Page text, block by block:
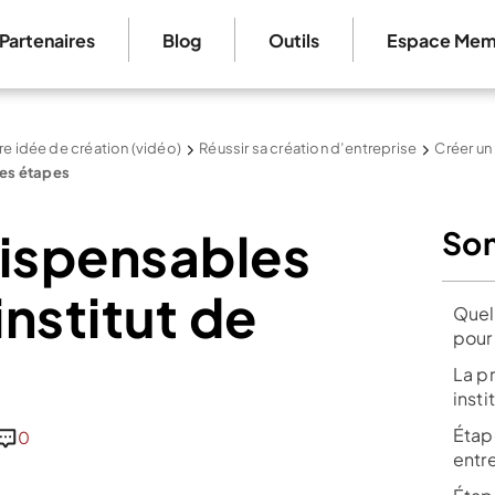
Partenaires Blog Outils Espace
idée de création (vidéo) Réussir sa création d’entreprise
Créer
étapes
de
0
La